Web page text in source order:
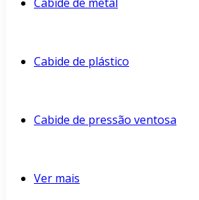
Cabide de plástico
Cabide de pressão ventosa
Ver mais